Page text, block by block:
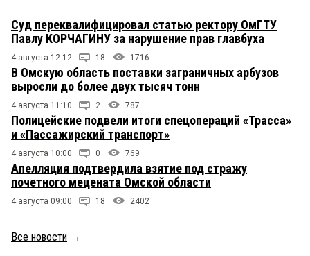
Суд переквалифицировал статью ректору ОмГТУ
Павлу КОРЧАГИНУ за нарушение прав главбуха
4 августа 12:12 18 1716
В Омскую область поставки заграничных арбузов
выросли до более двух тысяч тонн
4 августа 11:10 2 787
Полицейские подвели итоги спецопераций «Трасса»
и «Пассажирский транспорт»
4 августа 10:00 0 769
Апелляция подтвердила взятие под стражу
почетного мецената Омской области
4 августа 09:00 18 2402
Все новости →